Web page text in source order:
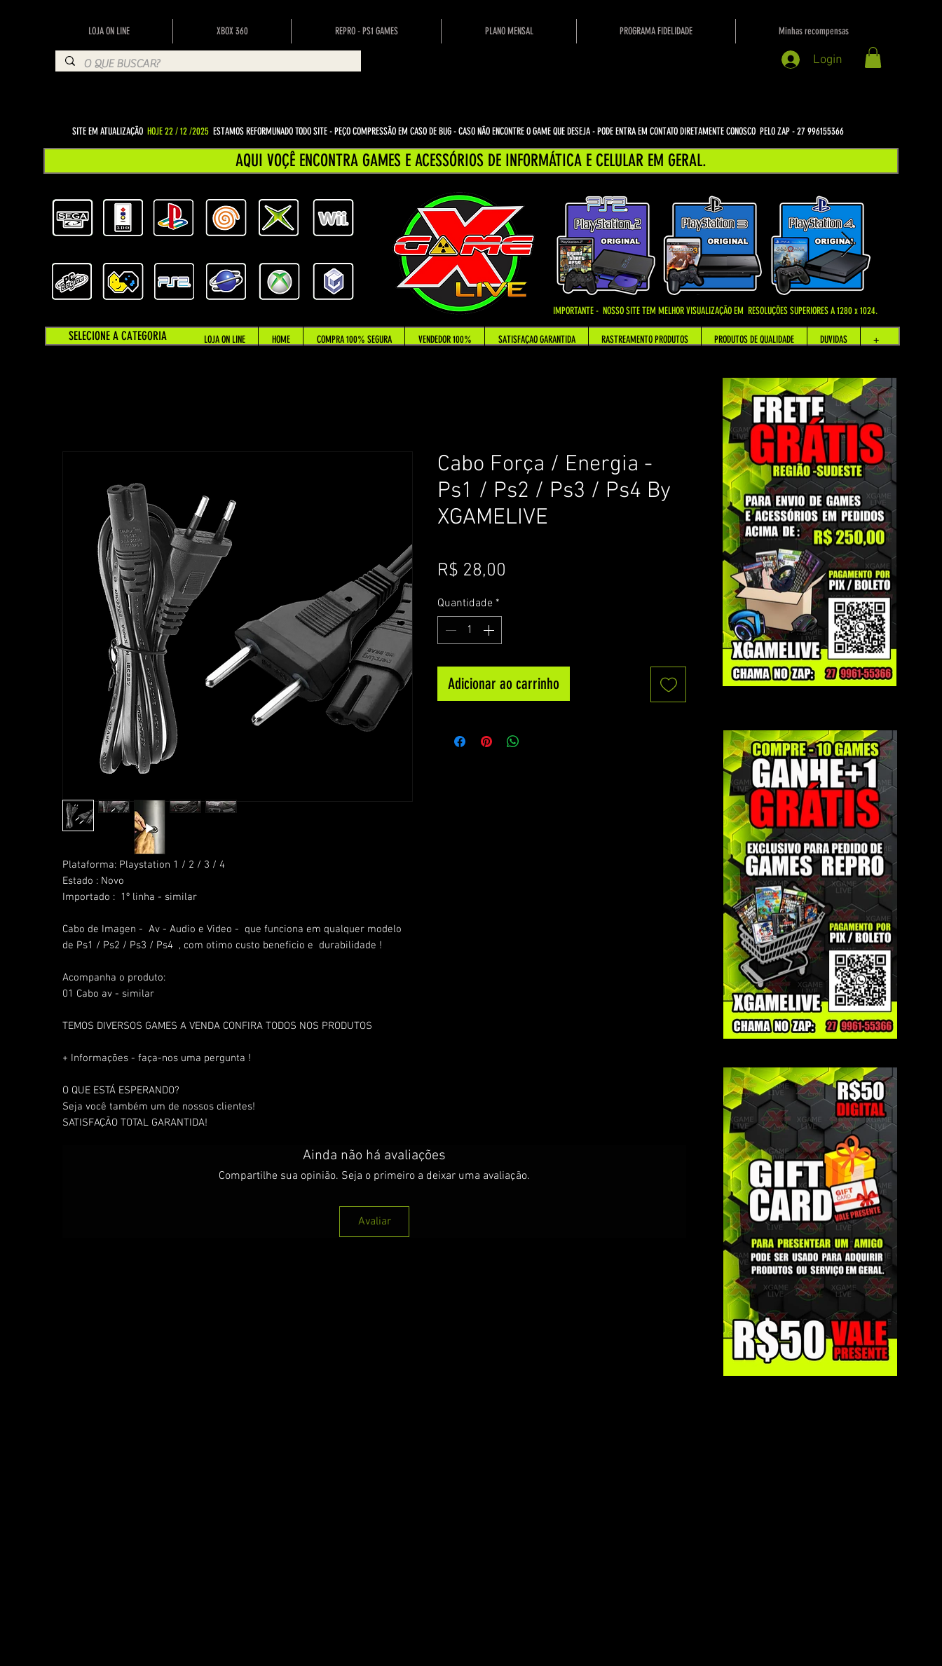
LOJA ON LINE XBOX 360 REPRO - PS1 GAMES PLANO MENSAL PROGRAMA FIDELIDADE Minhas recompensas
Login
Plataforma: Playstation 1 / 2 / 3 / 4
Estado : Novo
Importado : 1º linha - similar
Cabo de Imagen - Av - Audio e Video - que funciona em qualquer modelo
de Ps1 / Ps2 / Ps3 / Ps4 , com otimo custo beneficio e durabilidade !
Acompanha o produto:
01 Cabo av - similar
TEMOS DIVERSOS GAMES A VENDA CONFIRA TODOS NOS PRODUTOS
+ Informações - faça-nos uma pergunta !
O QUE ESTÁ ESPERANDO?
Seja você também um de nossos clientes!
SATISFAÇÃO TOTAL GARANTIDA!
Cabo Força / Energia -
Ps1 / Ps2 / Ps3 / Ps4 By
XGAMELIVE
R$ 28,00
Quantidade *
Adicionar ao carrinho
Ainda não há avaliações
Compartilhe sua opinião. Seja o primeiro a deixar uma avaliação.
Avaliar
SELECIONE A CATEGORIA
IMPORTANTE - NOSSO SITE TEM MELHOR VISUALIZAÇÃO EM RESOLUÇÕES SUPERIORES A 1280 x 1024.
AQUI VOÇÊ ENCONTRA GAMES E ACESSÓRIOS DE INFORMÁTICA E CELULAR EM GERAL.
SITE EM ATUALIZAÇÃO HOJE 22 / 12 /2025 ESTAMOS REFORMUNADO TODO SITE - PEÇO COMPRESSÃO EM CASO DE BUG- CASO NÃO ENCONTRE O GAME QUE DESEJA - PODE ENTRA EM CONTATO DIRETAMENTE CONOSCO PELO ZAP - 27 996155366
LOJA ON LINE HOME COMPRA 100% SEGURA VENDEDOR 100% SATISFAÇAO GARANTIDA RASTREAMENTO PRODUTOS PRODUTOS DE QUALIDADE DUVIDAS +